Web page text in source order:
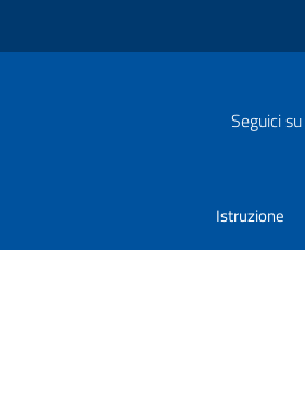
Seguici su
Istruzione